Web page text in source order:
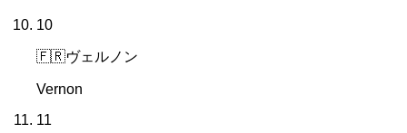
10
🇫🇷ヴェルノン
Vernon
11